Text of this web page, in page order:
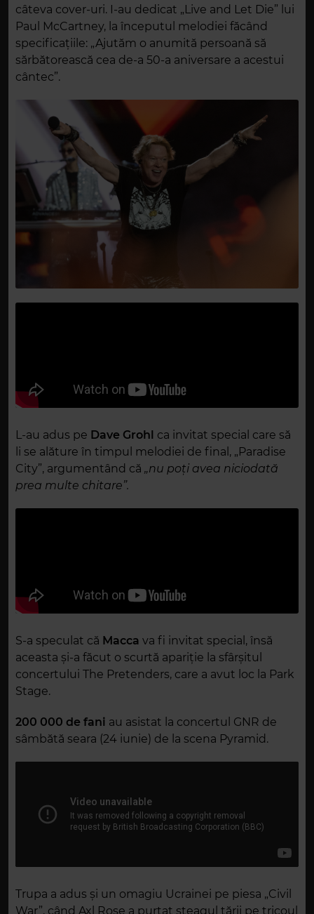
câteva cover-uri. I-au dedicat „Live and Let Die” lui
Paul McCartney, la începutul melodiei făcând
specificațiile: „Ajutăm o anumită persoană să
sărbătorească cea de-a 50-a aniversare a acestui
cântec”.
L-au adus pe Dave Grohl ca invitat special care să
li se alăture în timpul melodiei de final, „Paradise
City”, argumentând că „nu poți avea niciodată
prea multe chitare”.
S-a speculat că Macca va fi invitat special, însă
aceasta și-a făcut o scurtă apariție la sfârșitul
concertului The Pretenders, care a avut loc la Park
Stage.
200 000 de fani au asistat la concertul GNR de
sâmbătă seara (24 iunie) de la scena Pyramid.
Trupa a adus și un omagiu Ucrainei pe piesa „Civil
War”, când Axl Rose a purtat steagul țării pe tricoul